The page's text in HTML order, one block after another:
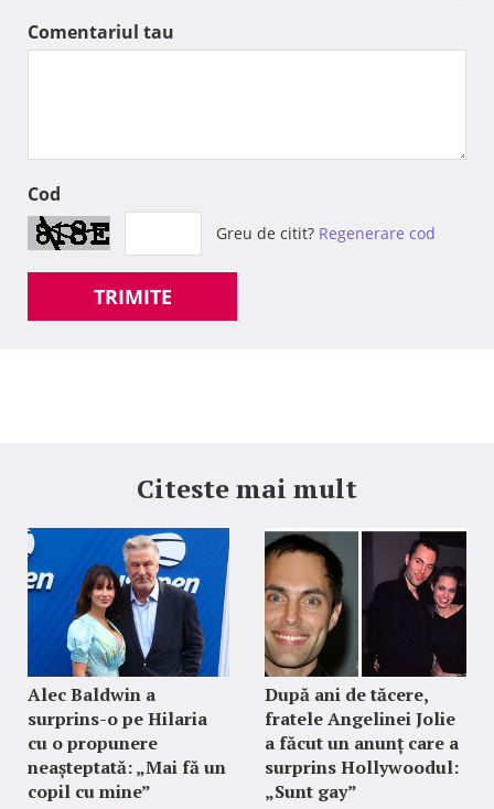
Comentariul tau
Cod
Greu de citit? Regenerare cod
TRIMITE
Citeste mai mult
Alec Baldwin a
surprins-o pe Hilaria
cu o propunere
neașteptată: „Mai fă un
copil cu mine”
După ani de tăcere,
fratele Angelinei Jolie
a făcut un anunț care a
surprins Hollywoodul:
„Sunt gay”